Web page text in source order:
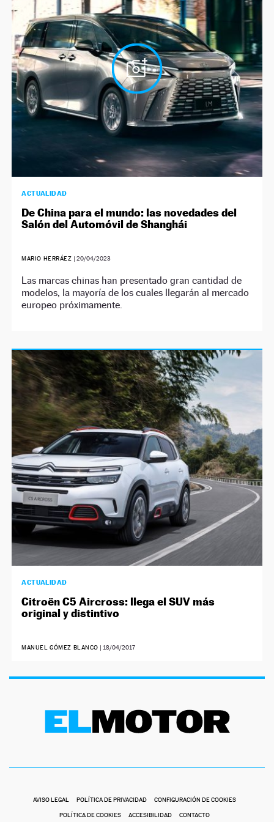
NEWSLETTER
SÍGUENOS
ACTUALIDAD
De China para el mundo: las novedades del
Salón del Automóvil de Shanghái
MARIO HERRÁEZ | 20/04/2023
Las marcas chinas han presentado gran cantidad de
modelos, la mayoría de los cuales llegarán al mercado
europeo próximamente.
ACTUALIDAD
Citroën C5 Aircross: llega el SUV más
original y distintivo
MANUEL GÓMEZ BLANCO | 18/04/2017
AVISO LEGAL POLÍTICA DE PRIVACIDAD CONFIGURACIÓN DE COOKIES
POLÍTICA DE COOKIES ACCESIBILIDAD CONTACTO